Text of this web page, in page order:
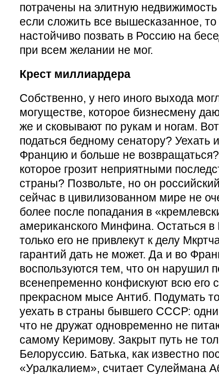
потрачены на элитную
если сложить все вышесказанное,
настойчиво позвать в Россию на
при всем желании не мог.
Крест миллиардера
Собственно, у него иного выхода
могуществе, которое бизнесмену
же и сковывают по рукам и ногам.
податься бедному сенатору? Уехать
Францию и больше не
которое грозит неприятными
страны? Позвольте, но он
сейчас в цивилизованном мире не
более после попадания в
американского Минфина. Остаться
только его не привлекут к делу
гарантий дать не может. Да и во
воспользуются тем, что он нарушил
всенепременно конфискуют всю его
прекрасном мысе Антиб. Подумать
уехать в страны бывшего СССР:
что не дружат одновременно не
самому Керимову. Закрыт путь не
Белоруссию. Батька, как известно
«Уралкалием», считает Сулеймана